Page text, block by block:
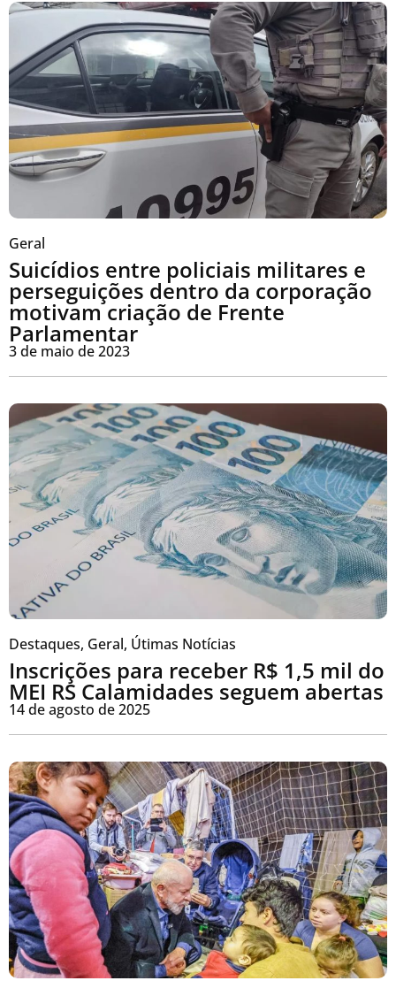
Geral
Suicídios entre policiais militares e
perseguições dentro da corporação
motivam criação de Frente
Parlamentar
3 de maio de 2023
Destaques, Geral, Útimas Notícias
Inscrições para receber R$ 1,5 mil do
MEI RS Calamidades seguem abertas
14 de agosto de 2025